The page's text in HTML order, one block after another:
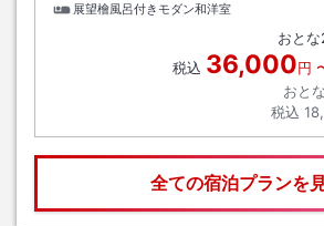
展望檜風呂付きモダン和洋室
おとな
税込 36,000円
おと
税込
全ての宿泊プランを